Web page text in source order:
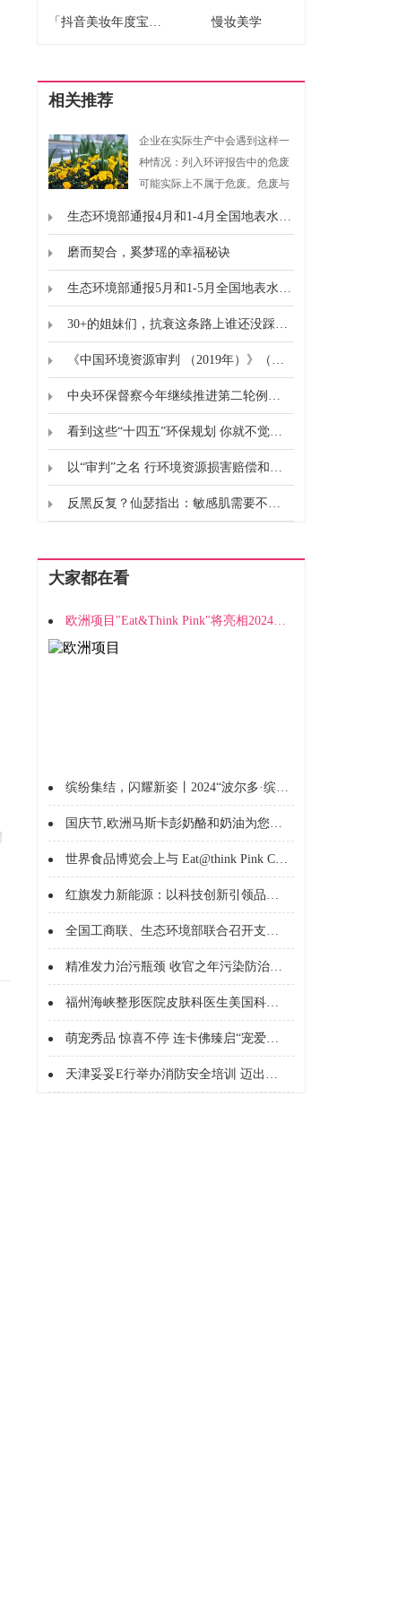
「抖音美妆年度宝藏」揭晓：用真实选择，诠释2025“真流行” 慢妆美学
相关推荐
企业在实际生产中会遇到这样一
种情况：列入环评报告中的危废
可能实际上不属于危废。危废与
深有体会。面对这种情况...
生态环境部通报4月和1-4月全国地表水、环境空气质量状况
磨而契合，奚梦瑶的幸福秘诀
生态环境部通报5月和1-5月全国地表水、环境空气质量状况
30+的姐妹们，抗衰这条路上谁还没踩过几个坑？
《中国环境资源审判 （2019年）》（白皮书）全文
中央环保督察今年继续推进第二轮例行督察
看到这些“十四五”环保规划 你就不觉得远了
以“审判”之名 行环境资源损害赔偿和责任追究之责
反黑反复？仙瑟指出：敏感肌需要不一样的淡斑方案
大家都在看
欧洲项目"Eat&Think Pink"将亮相2024深圳西雅展览
缤纷集结，闪耀新姿丨2024“波尔多·缤纷100评选”酒单正式揭晓
国庆节,欧洲马斯卡彭奶酪和奶油为您的餐桌带来点睛之笔!
世界食品博览会上与 Eat@think Pink China 享味欧洲
红旗发力新能源：以科技创新引领品牌升级
全国工商联、生态环境部联合召开支持服务民营企业绿色发展座谈会
精准发力治污瓶颈 收官之年污染防治攻坚方向确定
福州海峡整形医院皮肤科医生美国科医人激光公司临床培训医师王翱翔
萌宠秀品 惊喜不停 连卡佛臻启“宠爱计划”
天津妥妥E行举办消防安全培训 迈出服务质量与安全保障坚实一步